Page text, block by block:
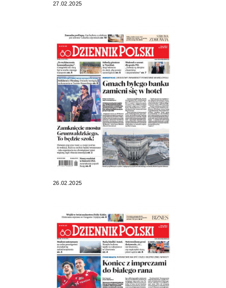
27.02.2025
26.02.2025